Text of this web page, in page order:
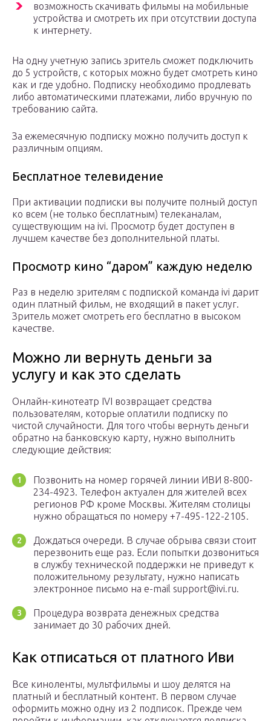
возможность скачивать фильмы на мобильные
устройства и смотреть их при отсутствии доступа
к интернету.
На одну учетную запись зритель сможет подключить
до 5 устройств, с которых можно будет смотреть кино
как и где удобно. Подписку необходимо продлевать
либо автоматическими платежами, либо вручную по
требованию сайта.
За ежемесячную подписку можно получить доступ к
различным опциям.
Бесплатное телевидение
При активации подписки вы получите полный доступ
ко всем (не только бесплатным) телеканалам,
существующим на ivi. Просмотр будет доступен в
лучшем качестве без дополнительной платы.
Просмотр кино “даром” каждую неделю
Раз в неделю зрителям с подпиской команда ivi дарит
один платный фильм, не входящий в пакет услуг.
Зритель может смотреть его бесплатно в высоком
качестве.
Можно ли вернуть деньги за
услугу и как это сделать
Онлайн-кинотеатр IVI возвращает средства
пользователям, которые оплатили подписку по
чистой случайности. Для того чтобы вернуть деньги
обратно на банковскую карту, нужно выполнить
следующие действия:
Позвонить на номер горячей линии ИВИ 8-800-
234-4923. Телефон актуален для жителей всех
регионов РФ кроме Москвы. Жителям столицы
нужно обращаться по номеру +7-495-122-2105.
Дождаться очереди. В случае обрыва связи стоит
перезвонить еще раз. Если попытки дозвониться
в службу технической поддержки не приведут к
положительному результату, нужно написать
электронное письмо на e-mail support@ivi.ru.
Процедура возврата денежных средства
занимает до 30 рабочих дней.
Как отписаться от платного Иви
Все киноленты, мультфильмы и шоу делятся на
платный и бесплатный контент. В первом случае
оформить можно одну из 2 подписок. Прежде чем